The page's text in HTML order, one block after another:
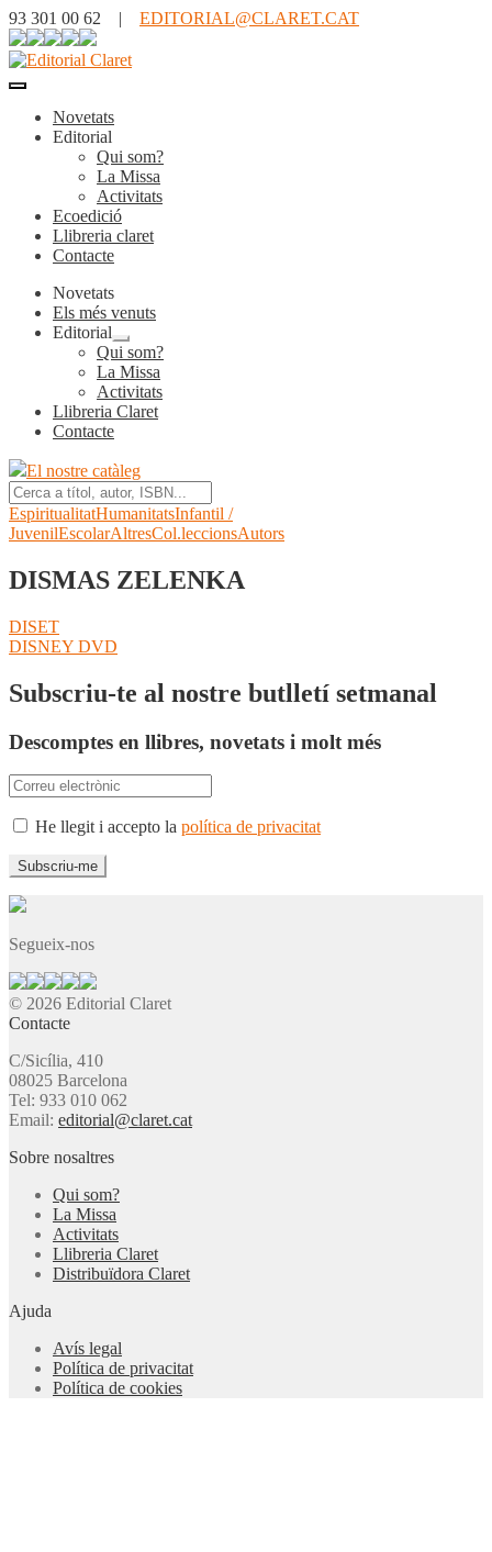
93 301 00 62 | EDITORIAL@CLARET.CAT
Novetats
Editorial
Qui som?
La Missa
Activitats
Ecoedició
Llibreria claret
Contacte
Novetats
Els més venuts
Editorial
Expandeix
el
menú
secundari
Qui som?
La Missa
Activitats
Llibreria Claret
Contacte
El nostre catàleg
EspiritualitatHumanitatsInfantil /
JuvenilEscolarAltresCol.leccionsAutors
DISMAS ZELENKA
Navegació
d'entrades
Entrada
anterior:
DISET
Pròxima
DISNEY DVD
Subscriu-te al nostre butlletí setmanal
Descomptes en llibres, novetats i molt més
He llegit i accepto la política de privacitat
Segueix-nos
© 2026 Editorial Claret
Contacte
C/Sicília, 410
08025 Barcelona
Tel: 933 010 062
Email: editorial@claret.cat
Sobre nosaltres
Qui som?
La Missa
Activitats
Llibreria Claret
Distribuïdora Claret
Ajuda
Avís legal
Política de privacitat
Política de cookies